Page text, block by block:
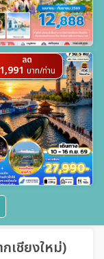
ลด
1,991 บาท/ท่าน
เชียงใหม่)